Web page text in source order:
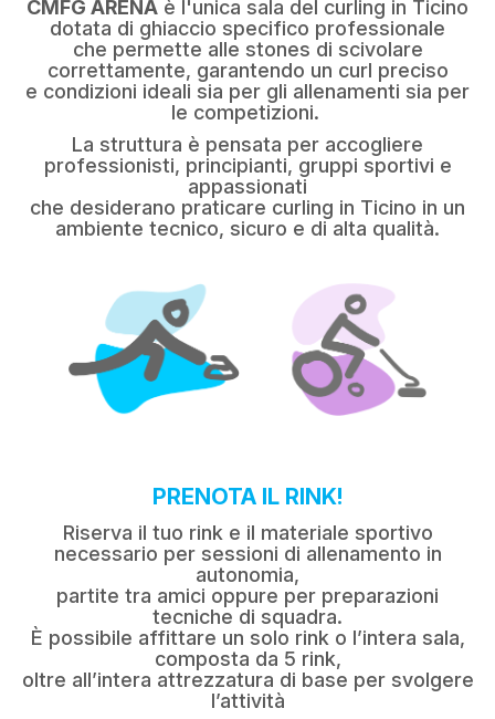
CMFG ARENA è l'unica sala del curling in Ticino
dotata di ghiaccio specifico professionale
che permette alle stones di scivolare
correttamente, garantendo un curl preciso
e condizioni ideali sia per gli allenamenti sia per
le competizioni.
La struttura è pensata per accogliere
professionisti, principianti, gruppi sportivi e
appassionati
che desiderano praticare curling in Ticino in un
ambiente tecnico, sicuro e di alta qualità.
PRENOTA IL RINK!
Riserva il tuo rink e il materiale sportivo
necessario per sessioni di allenamento in
autonomia,
partite tra amici oppure per preparazioni
tecniche di squadra.
È possibile affittare un solo rink o l’intera sala,
composta da 5 rink,
oltre all’intera attrezzatura di base per svolgere
l’attività